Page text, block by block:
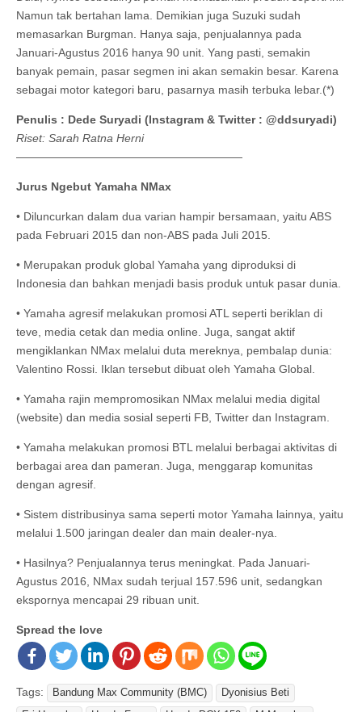
Namun tak bertahan lama. Demikian juga Suzuki sudah
memasarkan Burgman. Hanya saja, penjualannya pada
Januari-Agustus 2016 hanya 90 unit. Yang pasti, semakin
banyak pemain, pasar segmen ini akan semakin besar. Karena
sebagai motor kategori baru, pasarnya masih terbuka lebar.(*)
Penulis : Dede Suryadi (Instagram & Twitter : @ddsuryadi)
Riset: Sarah Ratna Herni
————————————————————
Jurus Ngebut Yamaha NMax
• Diluncurkan dalam dua varian hampir bersamaan, yaitu ABS
pada Februari 2015 dan non-ABS pada Juli 2015.
• Merupakan produk global Yamaha yang diproduksi di
Indonesia dan bahkan menjadi basis produk untuk pasar dunia.
• Yamaha agresif melakukan promosi ATL seperti beriklan di
teve, media cetak dan media online. Juga, sangat aktif
mengiklankan NMax melalui duta mereknya, pembalap dunia:
Valentino Rossi. Iklan tersebut dibuat oleh Yamaha Global.
• Yamaha rajin mempromosikan NMax melalui media digital
(website) dan media sosial seperti FB, Twitter dan Instagram.
• Yamaha melakukan promosi BTL melalui berbagai aktivitas di
berbagai area dan pameran. Juga, menggarap komunitas
dengan agresif.
• Sistem distribusinya sama seperti motor Yamaha lainnya, yaitu
melalui 1.500 jaringan dealer dan main dealer-nya.
• Hasilnya? Penjualannya terus meningkat. Pada Januari-
Agustus 2016, NMax sudah terjual 157.596 unit, sedangkan
ekspornya mencapai 29 ribuan unit.
Spread the love
Tags: Bandung Max Community (BMC)
Dyonisius Beti